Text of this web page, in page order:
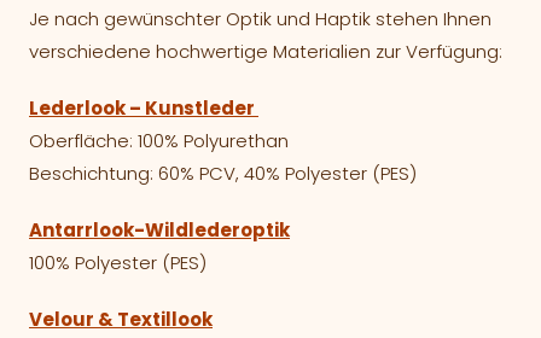
Je nach gewünschter Optik und Haptik stehen Ihnen
verschiedene hochwertige Materialien zur Verfügung:
Lederlook – Kunstleder
Oberfläche: 100% Polyurethan
Beschichtung: 60% PCV, 40% Polyester (PES)
Antarrlook-Wildlederoptik
100% Polyester (PES)
Velour & Textillook